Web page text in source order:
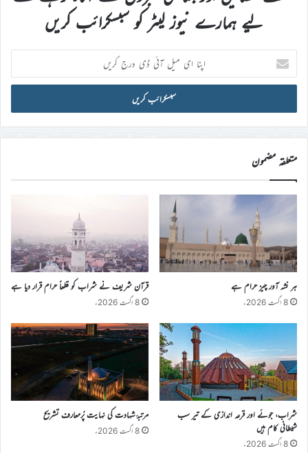
لیے ہمارے نیوز لیٹر کو سبسکرائب کریں
اپنا
ای
میل
ڈی
درج
کریں
متعلقہ مضمون
ہر نشہ آور چیز حرام ہے
8 اگست 2026ء
قرآن شریف نے شراب کو قطعاً حرام قرار دیا ہے
8 اگست 2026ء
شراب، جوئے اور قرعہ اندازی کے تیر سب
شیطانی کام ہیں
8 اگست 2026ء
مرتبۂ شہادت کی نہایت پُرمعارف تشریح
8 اگست 2026ء